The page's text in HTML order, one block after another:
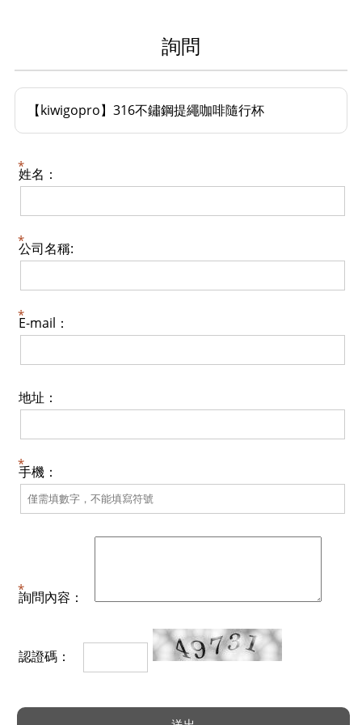
詢問
【kiwigopro】316不鏽鋼提繩咖啡隨行杯
姓名：
公司名稱:
E-mail：
地址：
手機：
詢問內容：
認證碼：